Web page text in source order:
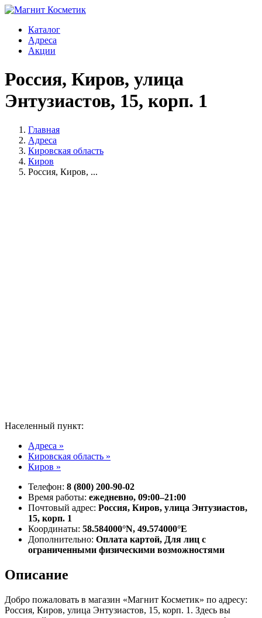
Каталог
Адреса
Акции
Россия, Киров, улица
Энтузиастов, 15, корп. 1
Главная
Адреса
Кировская область
Киров
Россия, Киров, ...
Населенный пункт:
Адреса »
Кировская область »
Киров »
Телефон: 8 (800) 200-90-02
Время работы: ежедневно, 09:00–21:00
Почтовый адрес: Россия, Киров, улица Энтузиастов,
15, корп. 1
Координаты: 58.584000°N, 49.574000°E
Дополнительно: Оплата картой, Для лиц с
ограниченными физическими возможностями
Описание
Добро пожаловать в магазин «Магнит Косметик» по адресу:
Россия, Киров, улица Энтузиастов, 15, корп. 1. Здесь вы